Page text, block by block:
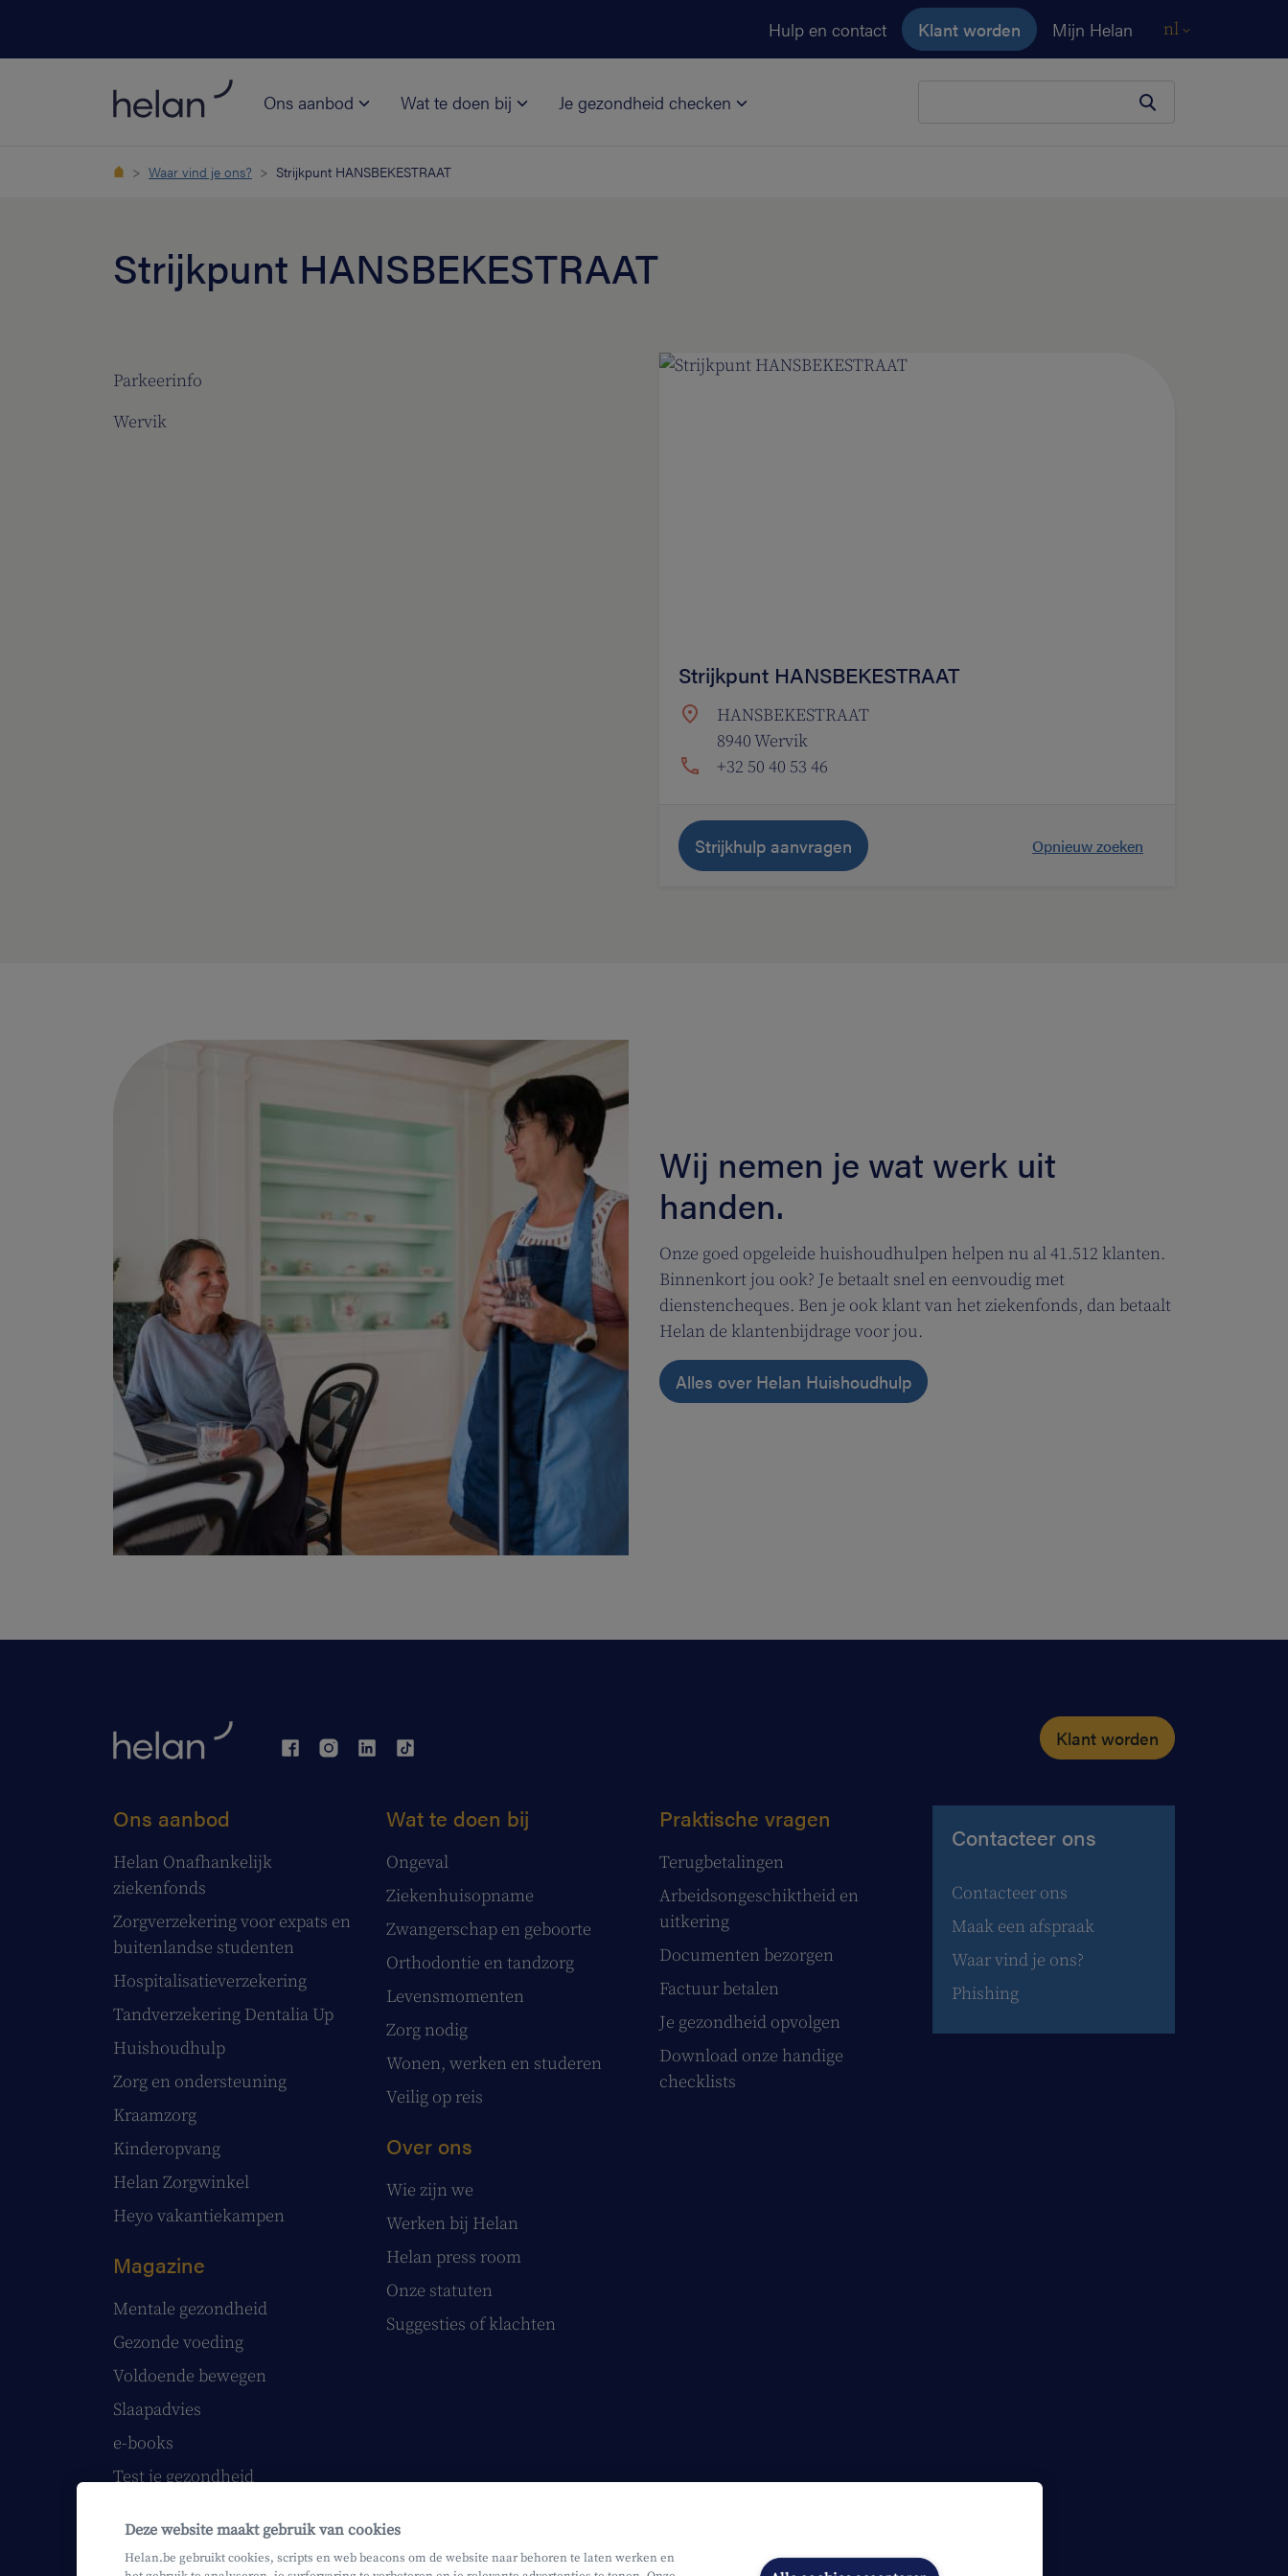
Hulp en contact Klant worden Mijn Helan nl
Ons aanbod Wat te doen bij Je gezondheid checken
Waar vind je ons? Strijkpunt HANSBEKESTRAAT
Strijkpunt HANSBEKESTRAAT
Parkeerinfo
Wervik
Strijkpunt HANSBEKESTRAAT
HANSBEKESTRAAT
8940 Wervik
+32 50 40 53 46
Strijkhulp aanvragen Opnieuw zoeken
Wij nemen je wat werk uit
handen.
Onze goed opgeleide huishoudhulpen helpen nu al 41.512 klanten.
Binnenkort jou ook? Je betaalt snel en eenvoudig met
dienstencheques. Ben je ook klant van het ziekenfonds, dan betaalt
Helan de klantenbijdrage voor jou.
Alles over Helan Huishoudhulp
Klant worden
Ons aanbod
Helan Onafhankelijk
ziekenfonds
Zorgverzekering voor expats en
buitenlandse studenten
Hospitalisatieverzekering
Tandverzekering Dentalia Up
Huishoudhulp
Zorg en ondersteuning
Kraamzorg
Kinderopvang
Helan Zorgwinkel
Heyo vakantiekampen
Magazine
Mentale gezondheid
Gezonde voeding
Voldoende bewegen
Slaapadvies
e-books
Test je gezondheid
Helan printmagazine
Wat te doen bij
Ongeval
Ziekenhuisopname
Zwangerschap en geboorte
Orthodontie en tandzorg
Levensmomenten
Zorg nodig
Wonen, werken en studeren
Veilig op reis
Over ons
Wie zijn we
Werken bij Helan
Helan press room
Onze statuten
Suggesties of klachten
Praktische vragen
Terugbetalingen
Arbeidsongeschiktheid en
uitkering
Documenten bezorgen
Factuur betalen
Je gezondheid opvolgen
Download onze handige
checklists
Contacteer ons
Contacteer ons
Maak een afspraak
Waar vind je ons?
Phishing
Deze website maakt gebruik van cookies
Helan.be gebruikt cookies, scripts en web beacons om de website naar behoren te laten werken en